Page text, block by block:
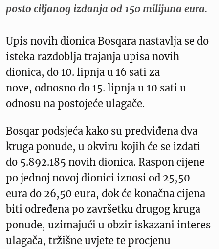
posto ciljanog izdanja od 150 milijuna eura.
Upis novih dionica Bosqara nastavlja se do
isteka razdoblja trajanja upisa novih
dionica, do 10. lipnja u 16 sati za
nove, odnosno do 15. lipnja u 10 sati u
odnosu na postojeće ulagače.
Bosqar podsjeća kako su predviđena dva
kruga ponude, u okviru kojih će se izdati
do 5.892.185 novih dionica. Raspon cijene
po jednoj novoj dionici iznosi od 25,50
eura do 26,50 eura, dok će konačna cijena
biti određena po završetku drugog kruga
ponude, uzimajući u obzir iskazani interes
ulagača, tržišne uvjete te procjenu